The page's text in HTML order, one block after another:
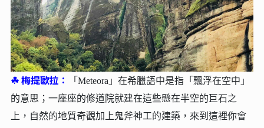
☘︎梅提歐拉：
「Meteora」在希臘語中是指「飄浮在空中」
的意思；一座座的修道院就建在這些懸在半空的巨石之
上，自然的地質奇觀加上鬼斧神工的建築，來到這裡你會